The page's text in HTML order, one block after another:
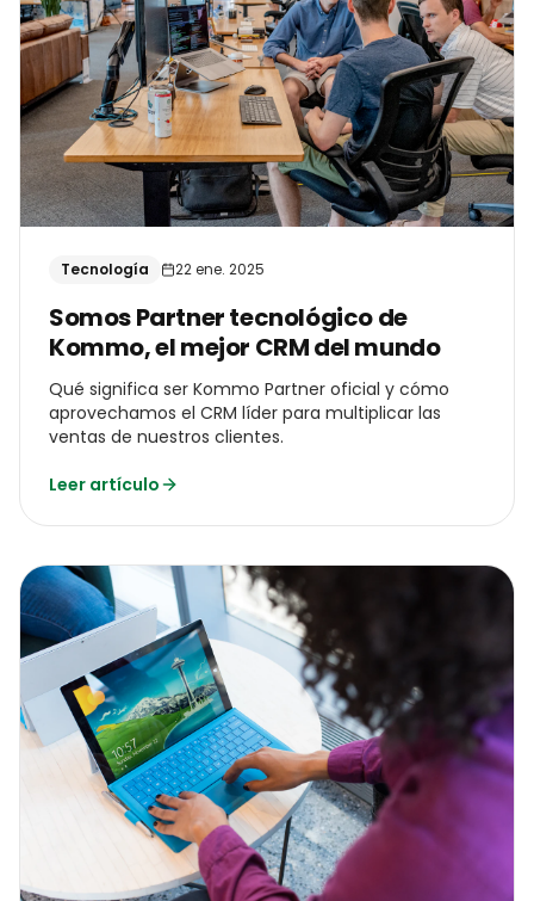
Tecnología 22 ene. 2025
Somos Partner tecnológico de
Kommo, el mejor CRM del mundo
Qué significa ser Kommo Partner oficial y cómo
aprovechamos el CRM líder para multiplicar las
ventas de nuestros clientes.
Leer artículo